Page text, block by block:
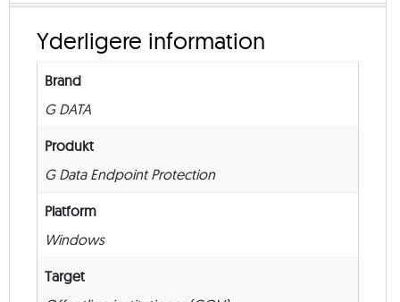
MAIL
from
5
Yderligere information
Brand
G DATA
Produkt
G Data Endpoint Protection
Platform
Windows
Target